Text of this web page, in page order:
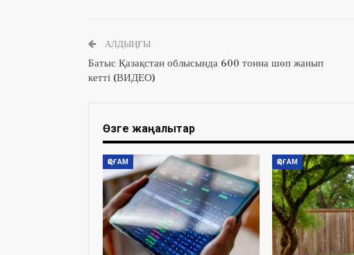
АЛДЫҢҒЫ
Батыс Қазақстан облысында 600 тонна шөп жанып
кетті (ВИДЕО)
Өзге жаңалықтар
ҚОҒАМ ҚОҒАМ